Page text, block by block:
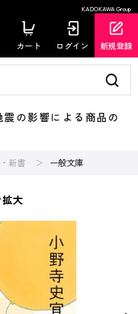
KADOKAWA Group
カート ログイン 新規登録
の影響による商品の
新書 一般文庫
大